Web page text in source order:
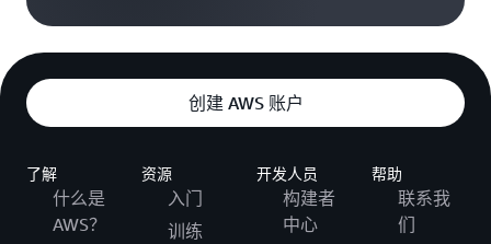
创建 AWS 账户
了解
什么是
AWS？
资源
入门
训练
开发人员
构建者
中心
帮助
联系我
们